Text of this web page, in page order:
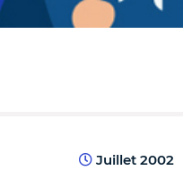
Juillet 2002